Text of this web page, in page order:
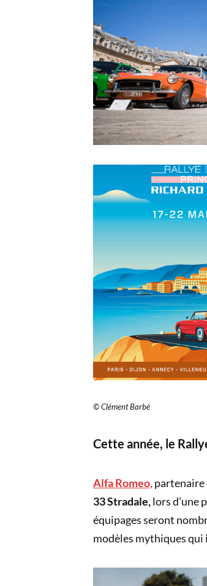
© Clément Barbé
Cette année, le
Alfa Romeo,partenaire
33 Stradale,lors d’une
équipages seront
modèles mythiques qui